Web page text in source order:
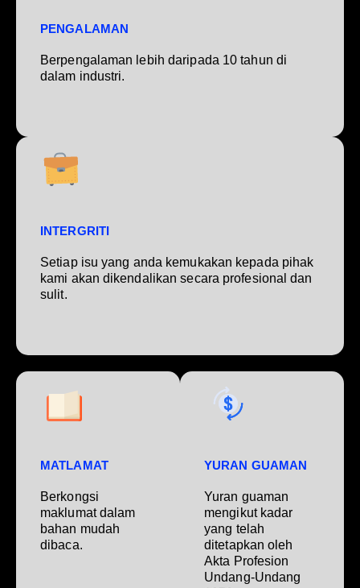
PENGALAMAN
Berpengalaman lebih daripada 10 tahun di
dalam industri.
INTERGRITI
Setiap isu yang anda kemukakan kepada pihak
kami akan dikendalikan secara profesional dan
sulit.
MATLAMAT
Berkongsi
maklumat dalam
bahan mudah
dibaca.
YURAN GUAMAN
Yuran guaman
mengikut kadar
yang telah
ditetapkan oleh
Akta Profesion
Undang-Undang